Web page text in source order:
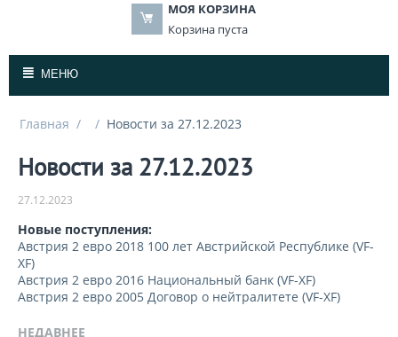
МОЯ КОРЗИНА
Корзина пуста
МЕНЮ
Главная / / Новости за 27.12.2023
Новости за 27.12.2023
27.12.2023
Новые поступления:
Австрия 2 евро 2018 100 лет Австрийской Республике (VF-
XF)
Австрия 2 евро 2016 Национальный банк (VF-XF)
Австрия 2 евро 2005 Договор о нейтралитете (VF-XF)
НЕДАВНЕЕ